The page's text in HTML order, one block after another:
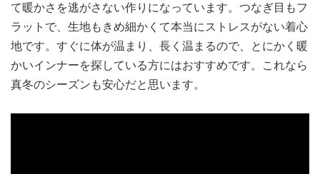
て暖かさを逃がさない作りになっています。つなぎ目もフ
ラットで、生地もきめ細かくて本当にストレスがない着心
地です。すぐに体が温まり、長く温まるので、とにかく暖
かいインナーを探している方にはおすすめです。これなら
真冬のシーズンも安心だと思います。